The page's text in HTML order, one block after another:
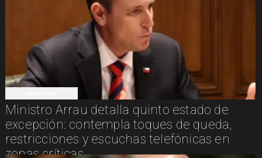
Ministro Arrau detalla quinto estado de
excepción: contempla toques de queda,
restricciones y escuchas telefónicas en
zonas críticas